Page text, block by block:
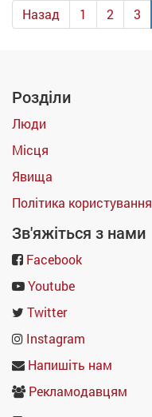
Назад 1 2 3
Розділи
Люди
Місця
Явища
Політика користування
Зв'яжіться з нами
Facebook
Youtube
Twitter
Instagram
Напишіть нам
Рекламодавцям